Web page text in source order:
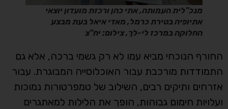
מנכ"לית העמותה, אתי כהן ורכזת מועדון יוצאי
אתיופיה בטירת כרמל, מאדי איאל בעת מבצע
החלוקה במרכז לי-לך, צילום: יח"צ
החורף הנוכחי מביא עמו לא רק גשמי ברכה, אלא גם
התמודדות מורכבת עבור האוכלוסייה המבוגרת. עבור
אזרחים ותיקים רבים, השילוב של טמפרטורות נמוכות
ועלויות חימום גבוהות, הופך את הלילות למאתגרים